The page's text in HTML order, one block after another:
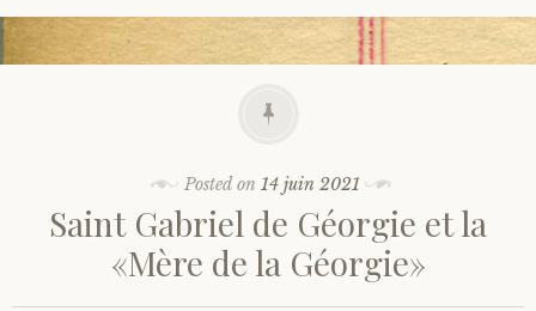
Posted on 14 juin 2021
Saint Gabriel de Géorgie et la
«Mère de la Géorgie»